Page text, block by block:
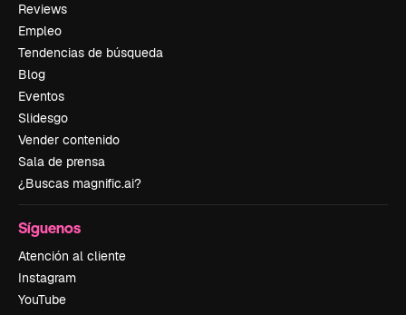
Reviews
Empleo
Tendencias de búsqueda
Blog
Eventos
Slidesgo
Vender contenido
Sala de prensa
¿Buscas magnific.ai?
Síguenos
Atención al cliente
Instagram
YouTube